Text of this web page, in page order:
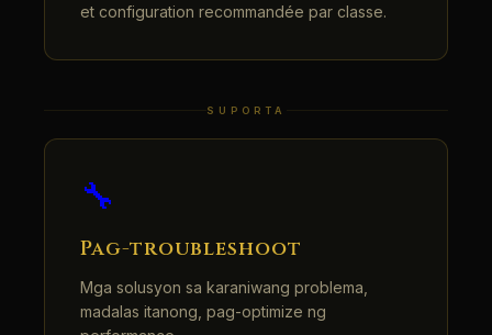
et configuration recommandée par classe.
SUPORTA
🔧
Pag-troubleshoot
Mga solusyon sa karaniwang problema,
madalas itanong, pag-optimize ng